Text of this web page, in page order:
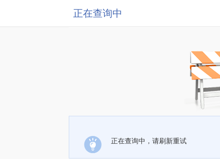
正在查询中
正在查询中，请刷新重试